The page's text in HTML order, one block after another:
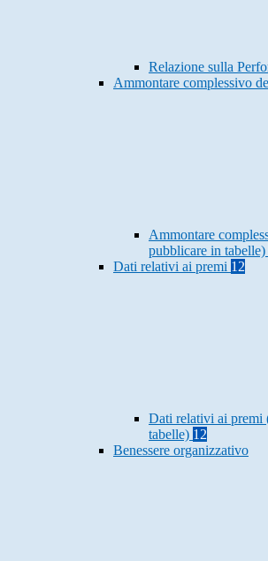
Relazione sulla
Ammontare complessivo
Ammontare
pubblicare in tabelle)
Dati relativi ai premi 12
Dati relativi ai premi
tabelle) 12
Benessere organizzativo